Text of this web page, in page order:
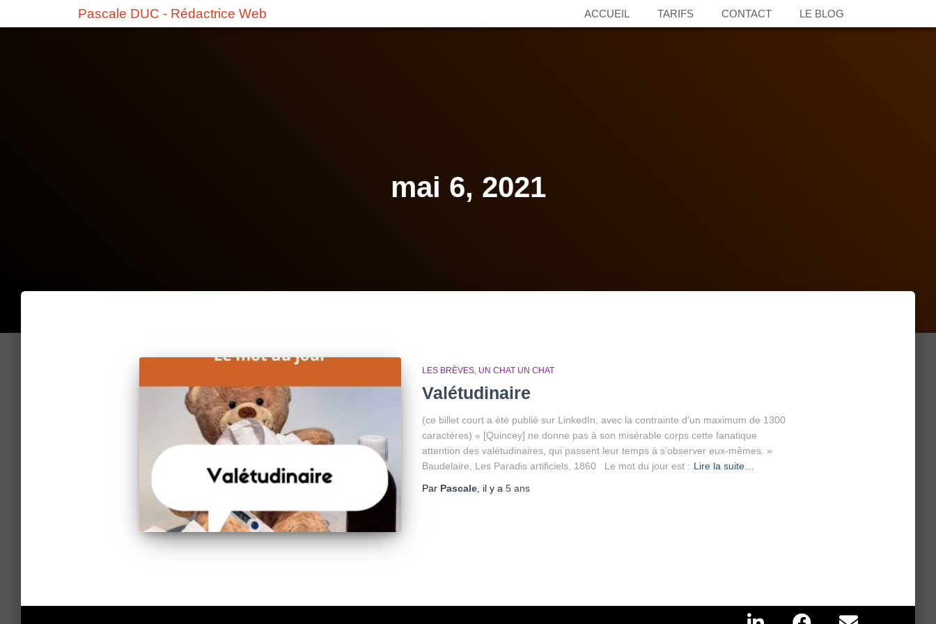
Pascale DUC - Rédactrice Web ACCUEIL TARIFS CONTACT LE BLOG
mai 6, 2021
LES BRÈVES UN CHAT UN CHAT
Valétudinaire
(ce billet court a été publié sur LinkedIn, avec la contrainte d’un maximum de 1300
caractères) « [Quincey] ne donne pas à son misérable corps cette fanatique
attention des valétudinaires, qui passent leur temps à s’observer eux-mêmes. »
Baudelaire, Les Paradis artificiels, 1860 Le mot du jour est : Lire la suite…
Par Pascale, il y a 5 ans